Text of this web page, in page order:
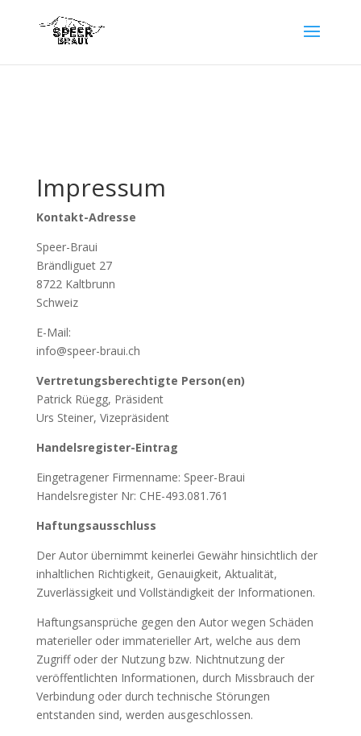
Impressum
Kontakt-Adresse
Speer-Braui
Brändliguet 27
8722 Kaltbrunn
Schweiz
E-Mail:
info@speer-braui.ch
Vertretungsberechtigte Person(en)
Patrick Rüegg, Präsident
Urs Steiner, Vizepräsident
Handelsregister-Eintrag
Eingetragener Firmenname: Speer-Braui
Handelsregister Nr: CHE-493.081.761
Haftungsausschluss
Der Autor übernimmt keinerlei Gewähr hinsichtlich der
inhaltlichen Richtigkeit, Genauigkeit, Aktualität,
Zuverlässigkeit und Vollständigkeit der Informationen.
Haftungsansprüche gegen den Autor wegen Schäden
materieller oder immaterieller Art, welche aus dem
Zugriff oder der Nutzung bzw. Nichtnutzung der
veröffentlichten Informationen, durch Missbrauch der
Verbindung oder durch technische Störungen
entstanden sind, werden ausgeschlossen.